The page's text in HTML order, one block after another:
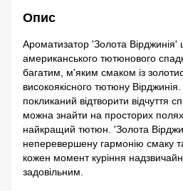
Опис
Ароматизатор 'Золота Вірджинія'
американського тютюнового
багатим, м'яким смаком із
високоякісного тютюну
покликаний відтворити відчуття
можна знайти на просторих полях
найкращий тютюн. 'Золота
неперевершену гармонію смаку
кожен момент куріння
задовільним.